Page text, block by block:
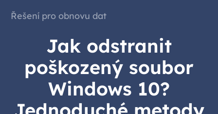
Řešení pro obnovu dat
Jak odstranit
poškozený soubor
Windows 10?